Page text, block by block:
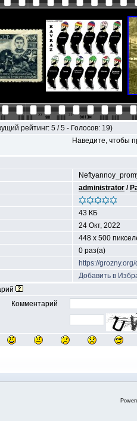
рейтинг: 5 / 5 - Голосов: 19)
Наведите, чтобы
administrator /
43 КБ
24 Окт, 2022
448 x 500
0 раз(а)
https://
Добавить в
Комментарий